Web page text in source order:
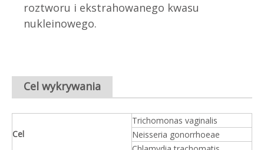
roztworu i ekstrahowanego kwasu
nukleinowego.
Cel wykrywania
Cel
Trichomonas vaginalis
Neisseria gonorrhoeae